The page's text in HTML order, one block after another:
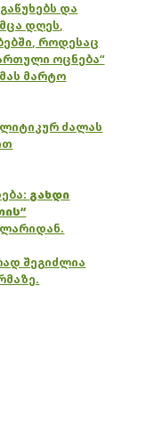
და
დღეს,
როდესაც
ოცნება“
მარტო
ძალას
გახდი
შეგიძლია